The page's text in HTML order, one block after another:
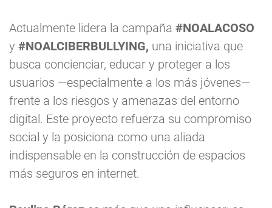
Actualmente lidera la campaña #NOALACOSO
y #NOALCIBERBULLYING, una iniciativa que
busca concienciar, educar y proteger a los
usuarios —especialmente a los más jóvenes—
frente a los riesgos y amenazas del entorno
digital. Este proyecto refuerza su compromiso
social y la posiciona como una aliada
indispensable en la construcción de espacios
más seguros en internet.